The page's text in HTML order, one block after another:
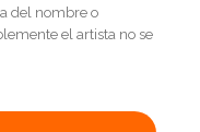
del nombre o
el artista no se